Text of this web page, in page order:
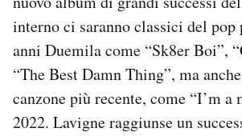
interno ci saranno classici del
anni Duemila come “Sk8er Boi”,
“The Best Damn Thing”, ma
canzone più recente, come “I’m a
2022. Lavigne raggiunse un